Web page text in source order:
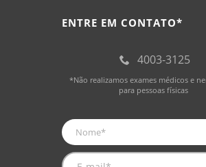
ENTRE EM CONTATO*
4003-3125
*Não realizamos exames médicos e
para pessoas físicas